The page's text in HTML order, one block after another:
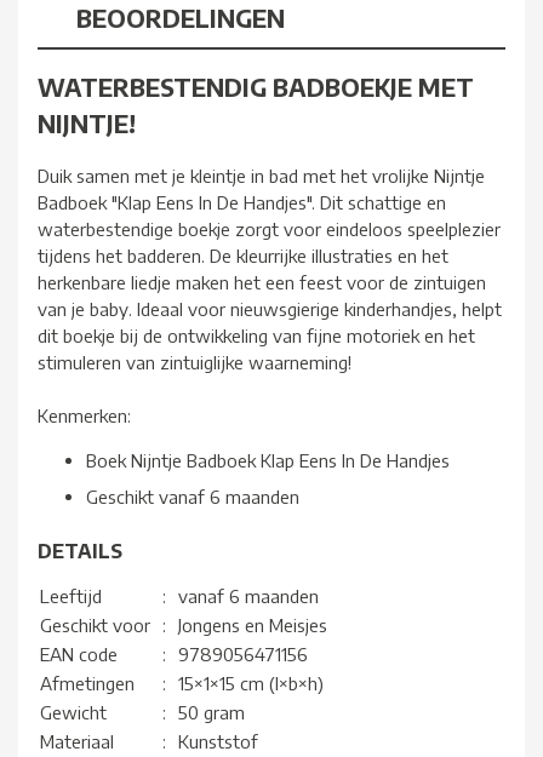
BEOORDELINGEN
WATERBESTENDIG BADBOEKJE MET
NIJNTJE!
Duik samen met je kleintje in bad met het vrolijke Nijntje
Badboek "Klap Eens In De Handjes". Dit schattige en
waterbestendige boekje zorgt voor eindeloos speelplezier
tijdens het badderen. De kleurrijke illustraties en het
herkenbare liedje maken het een feest voor de zintuigen
van je baby. Ideaal voor nieuwsgierige kinderhandjes, helpt
dit boekje bij de ontwikkeling van fijne motoriek en het
stimuleren van zintuiglijke waarneming!
Kenmerken:
Boek Nijntje Badboek Klap Eens In De Handjes
Geschikt vanaf 6 maanden
DETAILS
Leeftijd :
vanaf 6 maanden
Geschikt voor
:
Jongens en Meisjes
EAN code
:
9789056471156
Afmetingen
:
15×1×15 cm (l×b×h)
Gewicht
:
50 gram
Materiaal
:
Kunststof